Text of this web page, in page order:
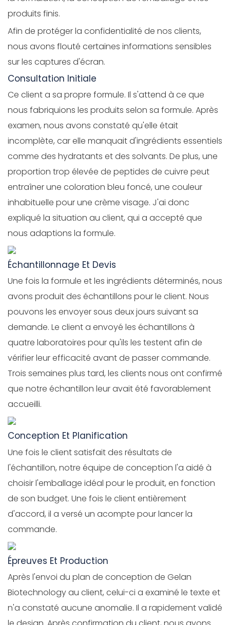
produits finis.
Afin de protéger la confidentialité de nos clients,
nous avons flouté certaines informations sensibles
sur les captures d'écran.
Consultation Initiale
Ce client a sa propre formule. Il s'attend à ce que
nous fabriquions les produits selon sa formule. Après
examen, nous avons constaté qu'elle était
incomplète, car elle manquait d'ingrédients essentiels
comme des hydratants et des solvants. De plus, une
proportion trop élevée de peptides de cuivre peut
entraîner une coloration bleu foncé, une couleur
inhabituelle pour une crème visage. J'ai donc
expliqué la situation au client, qui a accepté que
nous adaptions la formule.
Échantillonnage Et Devis
Une fois la formule et les ingrédients déterminés, nous
avons produit des échantillons pour le client. Nous
pouvons les envoyer sous deux jours suivant sa
demande. Le client a envoyé les échantillons à
quatre laboratoires pour qu'ils les testent afin de
vérifier leur efficacité avant de passer commande.
Trois semaines plus tard, les clients nous ont confirmé
que notre échantillon leur avait été favorablement
accueilli.
Conception Et Planification
Une fois le client satisfait des résultats de
l'échantillon, notre équipe de conception l'a aidé à
choisir l'emballage idéal pour le produit, en fonction
de son budget. Une fois le client entièrement
d'accord, il a versé un acompte pour lancer la
commande.
Épreuves Et Production
Après l'envoi du plan de conception de Gelan
Biotechnology au client, celui-ci a examiné le texte et
n'a constaté aucune anomalie. Il a rapidement validé